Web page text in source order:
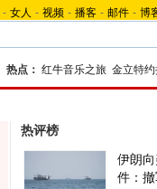
- 女人 - 视频 - 播客 - 邮件 - 博
热点： 红牛音乐之旅 金立特
热评榜
伊朗
件：